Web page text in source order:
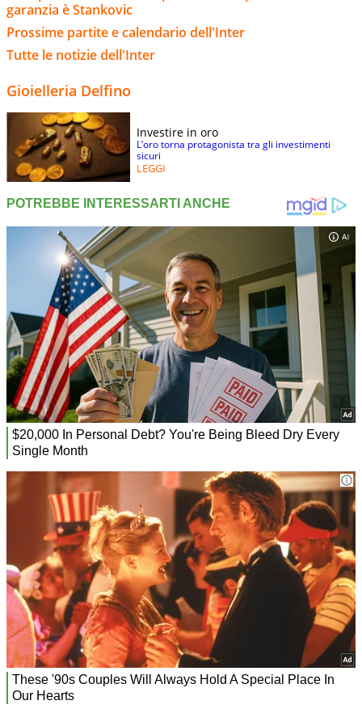
garanzia è Stankovic
Prossime partite e calendario dell'Inter
Tutte le notizie dell'Inter
Gioielleria Delfino
Investire in oro
L’oro torna protagonista tra gli investimenti
sicuri
LEGGI